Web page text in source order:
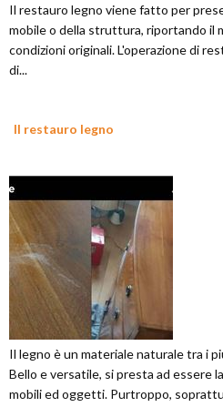
Il restauro legno viene fatto per
mobile o della struttura, riportando il
condizioni originali. L'operazione di
di...
Il restauro legno
Il legno è un materiale naturale tra i
Bello e versatile, si presta ad essere
mobili ed oggetti. Purtroppo,